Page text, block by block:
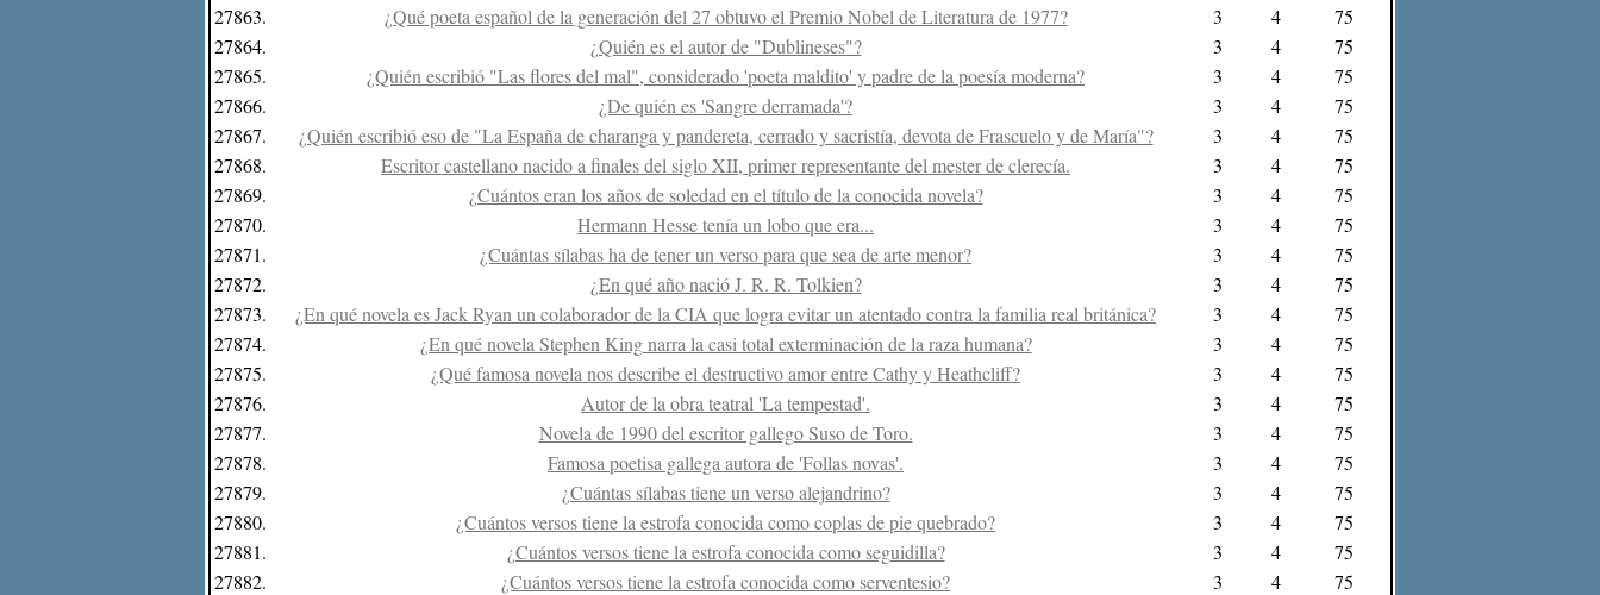
27863.
¿Qué poeta español de la generación del 27 obtuvo el Premio Nobel de Literatura de 1977? 3 4
75
27864.
¿Quién es el autor de "Dublineses"? 3 4
75
27865.
¿Quién escribió "Las flores del mal", considerado 'poeta maldito' y padre de la poesía moderna? 3 4
75
27866.
¿De quién es 'Sangre derramada'? 3 4
75
27867.
¿Quién escribió eso de "La España de charanga y pandereta, cerrado y sacristía, devota de Frascuelo y de María"? 3 4
75
27868.
Escritor castellano nacido a finales del siglo XII, primer representante del mester de clerecía. 3 4
75
27869.
¿Cuántos eran los años de soledad en el título de la conocida novela? 3 4
75
27870.
Hermann Hesse tenía un lobo que era... 3 4
75
27871.
¿Cuántas sílabas ha de tener un verso para que sea de arte menor? 3 4
75
27872.
¿En qué año nació J. R. R. Tolkien? 3 4
75
27873.
¿En qué novela es Jack Ryan un colaborador de la CIA que logra evitar un atentado contra la familia real británica? 3 4
75
27874.
¿En qué novela Stephen King narra la casi total exterminación de la raza humana? 3 4
75
27875.
¿Qué famosa novela nos describe el destructivo amor entre Cathy y Heathcliff? 3 4
75
27876.
Autor de la obra teatral 'La tempestad'. 3 4
75
27877.
Novela de 1990 del escritor gallego Suso de Toro. 3 4
75
27878.
Famosa poetisa gallega autora de 'Follas novas'. 3 4
75
27879.
¿Cuántas sílabas tiene un verso alejandrino? 3 4
75
27880.
¿Cuántos versos tiene la estrofa conocida como coplas de pie quebrado? 3 4
75
27881.
¿Cuántos versos tiene la estrofa conocida como seguidilla? 3 4
75
27882.
¿Cuántos versos tiene la estrofa conocida como serventesio? 3 4
75